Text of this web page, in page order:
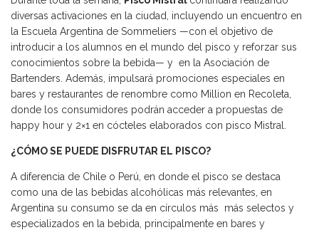
diversas activaciones en la ciudad, incluyendo un encuentro en
la Escuela Argentina de Sommeliers —con el objetivo de
introducir a los alumnos en el mundo del pisco y reforzar sus
conocimientos sobre la bebida— y en la Asociación de
Bartenders. Además, impulsará promociones especiales en
bares y restaurantes de renombre como Million en Recoleta,
donde los consumidores podrán acceder a propuestas de
happy hour y 2×1 en cócteles elaborados con pisco Mistral.
¿CÓMO SE PUEDE DISFRUTAR EL PISCO?
A diferencia de Chile o Perú, en donde el pisco se destaca
como una de las bebidas alcohólicas más relevantes, en
Argentina su consumo se da en círculos más más selectos y
especializados en la bebida, principalmente en bares y